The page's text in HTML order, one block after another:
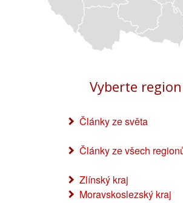
Vyberte region
Články ze světa
Články ze všech
Zlínský kraj
Moravskoslezský kraj